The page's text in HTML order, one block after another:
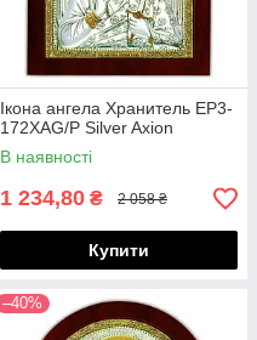
Ікона ангела Хранитель EP3-
172XAG/P Silver Axion
В наявності
1 234,80 ₴ 2 058 ₴
Купити
–40%